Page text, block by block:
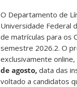
O Departamento de
Universidade Federal
de matrículas para os
semestre 2026.2. O
exclusivamente
de agosto, data das
voltado a candidatos